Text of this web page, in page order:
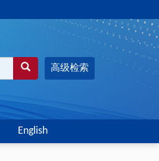
高级检索
English